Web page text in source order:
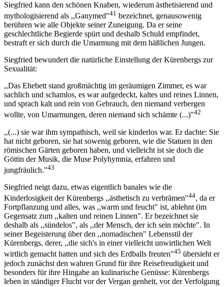
Siegfried kann den schönen Knaben, wiederum ästhetisierend und
mythologisierend als ,,Ganymed"41 bezeichnet, genausowenig
berühren wie alle Objekte seiner Zuneigung. Da er seine
geschlechtliche Begierde spürt und deshalb Schuld empfindet,
bestraft er sich durch die Umarmung mit dem häßlichen Jungen.
Siegfried bewundert die natürliche Einstellung der Kürenbergs zur
Sexualität:
,,Das Ehebett stand großmächtig im geräumigen Zimmer, es war
sachlich und schamlos, es war aufgedeckt, kaltes und reines Linnen,
und sprach kalt und rein von Gebrauch, den niemand verbergen
wollte, von Umarmungen, deren niemand sich schämte (...)"42
,,(...) sie war ihm sympathisch, weil sie kinderlos war. Er dachte: Sie
hat nicht geboren, sie hat sowenig geboren, wie die Statuen in den
römischen Gärten geboren haben, und vielleicht ist sie doch die
Göttin der Musik, die Muse Polyhymnia, erfahren und
jungfräulich."43
Siegfried neigt dazu, etwas eigentlich banales wie die
Kinderlosigkeit der Kürenbergs ,,ästhetisch zu verbrämen"44, da er
Fortpflanzung und alles, was ,,warm und feucht" ist, ablehnt (im
Gegensatz zum ,,kalten und reinen Linnen". Er bezeichnet sie
deshalb als ,,sündelos", als ,,der Mensch, der ich sein möchte". In
seiner Begeisterung über den ,,nomadischen" Lebensstil der
Kürenbergs, derer, ,,die sich's in einer vielleicht unwirtlichen Welt
wirtlich gemacht hatten und sich des Erdballs freuten"45 übersieht er
jedoch zunächst den wahren Grund für ihre Reisefreudigkeit und
besonders für ihre Hingabe an kulinarische Genüsse: Kürenbergs
leben in ständiger Flucht vor der Vergan genheit, vor der Verfolgung